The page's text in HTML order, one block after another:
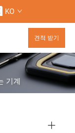
KO
견적 받기
기계